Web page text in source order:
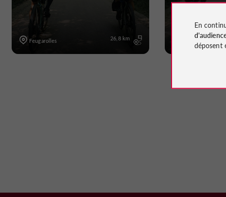
Feugarolles 26,8 km Feugarolles
En
déposent